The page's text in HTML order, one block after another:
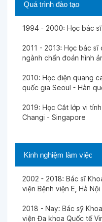
Quá trình đào tạo
1994 - 2000: Học bác
2011 - 2013: Học bác
ngành chẩn đoán hình
2010: Học điện quang
quốc gia Seoul - Hàn
2019: Học Cắt lớp vi
Changi - Singapore
Kinh nghiệm làm việc
2002 - 2018: Bác sĩ
viện Bệnh viện E, Hà Nội
2018 - Nay: Bác sỹ
viện Đa khoa Quốc tế